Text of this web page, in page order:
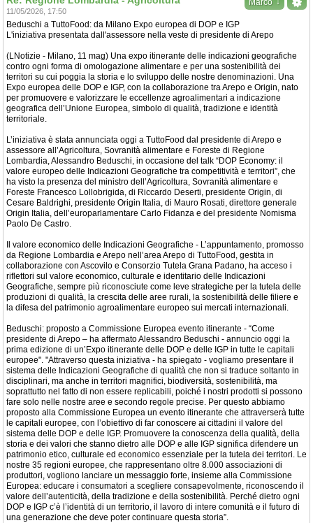
Marco
11/05/2026, 17:50
Beduschi a TuttoFood: da Milano Expo europea di DOP e IGP
L'iniziativa presentata dall'assessore nella veste di presidente di Arepo
(LNotizie - Milano, 11 mag) Una expo itinerante delle indicazioni geografiche
contro ogni forma di omologazione alimentare e per una sostenibilità dei
territori su cui poggia la storia e lo sviluppo delle nostre denominazioni. Una
Expo europea delle DOP e IGP, con la collaborazione tra Arepo e Origin, nato
per promuovere e valorizzare le eccellenze agroalimentari a indicazione
geografica dell’Unione Europea, simbolo di qualità, tradizione e identità
territoriale.
L’iniziativa è stata annunciata oggi a TuttoFood dal presidente di Arepo e
assessore all’Agricoltura, Sovranità alimentare e Foreste di Regione
Lombardia, Alessandro Beduschi, in occasione del talk “DOP Economy: il
valore europeo delle Indicazioni Geografiche tra competitività e territori”, che
ha visto la presenza del ministro dell’Agricoltura, Sovranità alimentare e
Foreste Francesco Lollobrigida, di Riccardo Deserti, presidente Origin, di
Cesare Baldrighi, presidente Origin Italia, di Mauro Rosati, direttore generale
Origin Italia, dell’europarlamentare Carlo Fidanza e del presidente Nomisma
Paolo De Castro.
Il valore economico delle Indicazioni Geografiche - L’appuntamento, promosso
da Regione Lombardia e Arepo nell’area Arepo di TuttoFood, gestita in
collaborazione con Ascovilo e Consorzio Tutela Grana Padano, ha acceso i
riflettori sul valore economico, culturale e identitario delle Indicazioni
Geografiche, sempre più riconosciute come leve strategiche per la tutela delle
produzioni di qualità, la crescita delle aree rurali, la sostenibilità delle filiere e
la difesa del patrimonio agroalimentare europeo sui mercati internazionali.
Beduschi: proposto a Commissione Europea evento itinerante - “Come
presidente di Arepo – ha affermato Alessandro Beduschi - annuncio oggi la
prima edizione di un’Expo itinerante delle DOP e delle IGP in tutte le capitali
europee". "Attraverso questa iniziativa - ha spiegato - vogliamo presentare il
sistema delle Indicazioni Geografiche di qualità che non si traduce soltanto in
disciplinari, ma anche in territori magnifici, biodiversità, sostenibilità, ma
soprattutto nel fatto di non essere replicabili, poiché i nostri prodotti si possono
fare solo nelle nostre aree e secondo regole precise. Per questo abbiamo
proposto alla Commissione Europea un evento itinerante che attraverserà tutte
le capitali europee, con l’obiettivo di far conoscere ai cittadini il valore del
sistema delle DOP e delle IGP. Promuovere la conoscenza della qualità, della
storia e dei valori che stanno dietro alle DOP e alle IGP significa difendere un
patrimonio etico, culturale ed economico essenziale per la tutela dei territori. Le
nostre 35 regioni europee, che rappresentano oltre 8.000 associazioni di
produttori, vogliono lanciare un messaggio forte, insieme alla Commissione
Europea: educare i consumatori a scegliere consapevolmente, riconoscendo il
valore dell’autenticità, della tradizione e della sostenibilità. Perché dietro ogni
DOP e IGP c’è l’identità di un territorio, il lavoro di intere comunità e il futuro di
una generazione che deve poter continuare questa storia”.